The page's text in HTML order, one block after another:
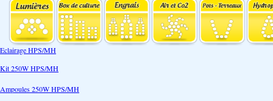
Eclairage HPS/MH
Kit 250W HPS/MH
Ampoules 250W HPS/MH